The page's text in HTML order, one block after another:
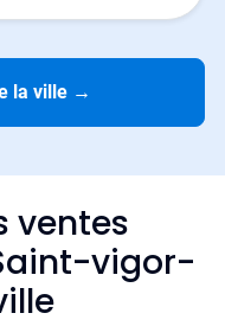
la ville →
ventes
vigor-